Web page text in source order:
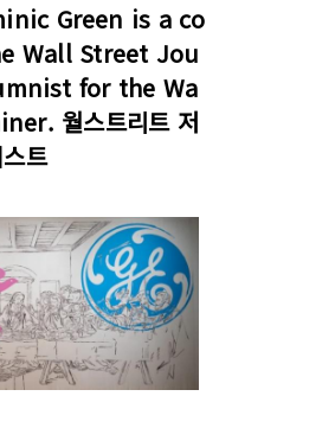
Green is a co
Wall Street Jou
for the Wa
월스트리트 저
트